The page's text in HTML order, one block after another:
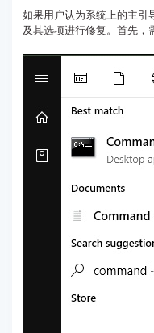
如果用户认为系统上的主
及其选项进行修复。首先，